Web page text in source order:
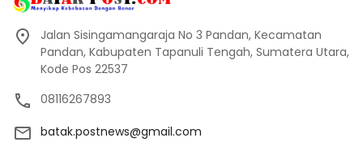
Jalan Sisingamangaraja No 3 Pandan, Kecamatan
Pandan, Kabupaten Tapanuli Tengah, Sumatera Utara,
Kode Pos 22537
08116267893
batak.postnews@gmail.com